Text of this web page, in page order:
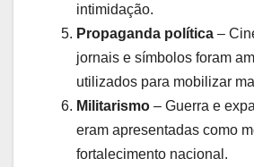
intimidação.
Propaganda política –
jornais e símbolos foram
utilizados para mobilizar
Militarismo – Guerra e
eram apresentadas como
fortalecimento nacional.